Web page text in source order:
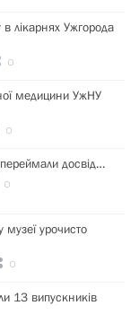
лікарнях Ужгорода
0
медицини УжНУ
0
досвід…
0
урочисто
0
13 випускників